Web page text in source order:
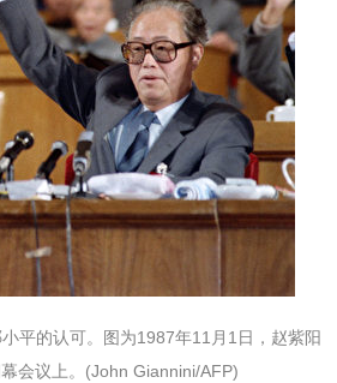
平的认可。图为1987年11月1日，赵紫阳
会议上。(John Giannini/AFP)